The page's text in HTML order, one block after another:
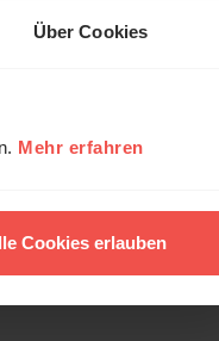
Über Cookies
Mehr erfahren
Cookies erlauben